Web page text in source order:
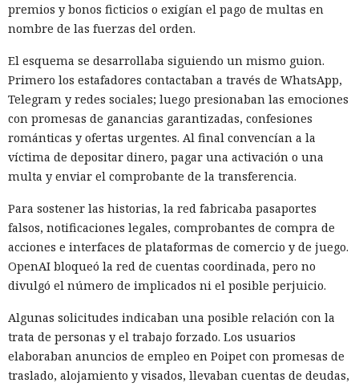
premios y bonos ficticios o exigían el pago de multas en
nombre de las fuerzas del orden.
El esquema se desarrollaba siguiendo un mismo guion.
Primero los estafadores contactaban a través de WhatsApp,
Telegram y redes sociales; luego presionaban las emociones
con promesas de ganancias garantizadas, confesiones
románticas y ofertas urgentes. Al final convencían a la
víctima de depositar dinero, pagar una activación o una
multa y enviar el comprobante de la transferencia.
Para sostener las historias, la red fabricaba pasaportes
falsos, notificaciones legales, comprobantes de compra de
acciones e interfaces de plataformas de comercio y de juego.
OpenAI bloqueó la red de cuentas coordinada, pero no
divulgó el número de implicados ni el posible perjuicio.
Algunas solicitudes indicaban una posible relación con la
trata de personas y el trabajo forzado. Los usuarios
elaboraban anuncios de empleo en Poipet con promesas de
traslado, alojamiento y visados, llevaban cuentas de deudas,